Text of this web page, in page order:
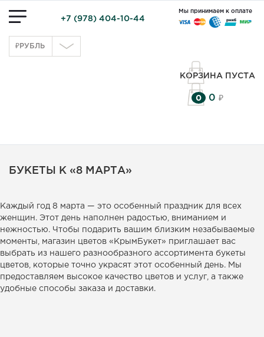
+7 (978) 404-10-44
Мы принимаем к оплате
КОРЗИНА ПУСТА
0 0 ₽
₽РУБЛЬ
БУКЕТЫ К «8 МАРТА»
Каждый год 8 марта — это особенный праздник для всех
женщин. Этот день наполнен радостью, вниманием и
нежностью. Чтобы подарить вашим близким незабываемые
моменты, магазин цветов «КрымБукет» приглашает вас
выбрать из нашего разнообразного ассортимента букеты
цветов, которые точно украсят этот особенный день. Мы
предоставляем высокое качество цветов и услуг, а также
удобные способы заказа и доставки.